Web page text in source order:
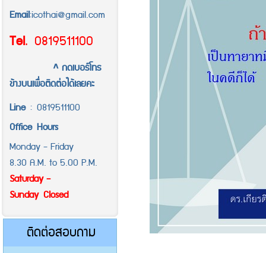
Email:icothai@gmail.com
Tel. 0819511100
^ กดเบอร์โทร
ข้างบนเพื่อติดต่อได้เลยคะ
Line: 0819511100
Office Hours
Monday - Friday
8.30 A.M. to 5.00 P.M.
Saturday -
Sunday Closed
ติดต่อสอบถาม